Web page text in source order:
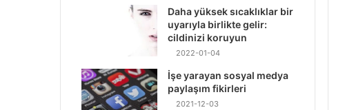
Daha yüksek sıcaklıklar bir
uyarıyla birlikte gelir:
cildinizi koruyun
2022-01-04
İşe yarayan sosyal medya
paylaşım fikirleri
2021-12-03